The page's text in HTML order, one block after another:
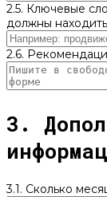
2.5. Ключевые
должны
2.6.
3.
3.1. Сколько